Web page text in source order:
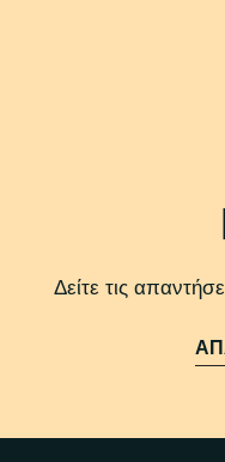
Δείτε τις